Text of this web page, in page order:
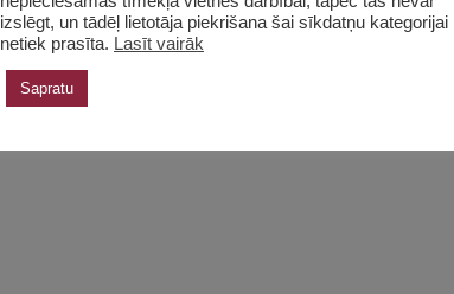
izslēgt, un tādēļ lietotāja piekrišana šai sīkdatņu kategorijai
netiek prasīta. Lasīt vairāk
Sapratu